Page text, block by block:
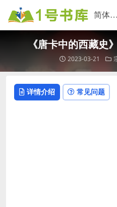
《唐卡中的西藏史
2023-03-21
详情介绍 常见问题